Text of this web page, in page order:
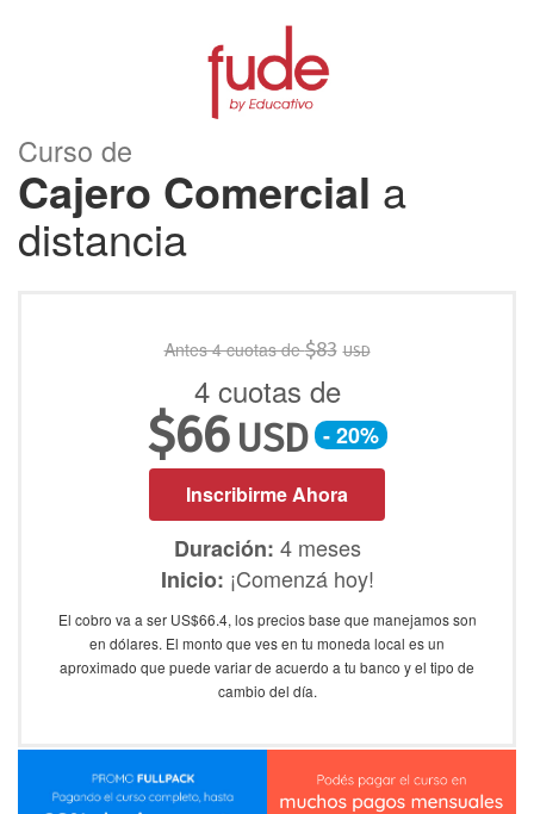
Curso de
Cajero Comercial a
distancia
Antes 4 cuotas de$83 USD
4 cuotas de
$66 USD - 20%
Inscribirme Ahora
Duración: 4 meses
Inicio: ¡Comenzá hoy!
El cobro va a ser US$66.4, los precios base que manejamos son
en dólares. El monto que ves en tu moneda local es un
aproximado que puede variar de acuerdo a tu banco y el tipo de
cambio del día.